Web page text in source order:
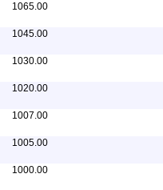
1065.00
1045.00
1030.00
1020.00
1007.00
1005.00
1000.00